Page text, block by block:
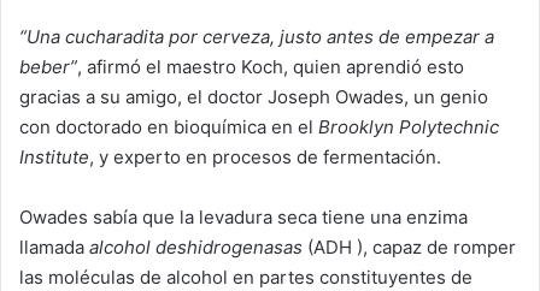
“Una cucharadita por cerveza, justo antes de empezar a
beber”, afirmó el maestro Koch, quien aprendió esto
gracias a su amigo, el doctor Joseph Owades, un genio
con doctorado en bioquímica en el Brooklyn Polytechnic
Institute, y experto en procesos de fermentación.
Owades sabía que la levadura seca tiene una enzima
llamada alcohol deshidrogenasas (ADH ), capaz de romper
las moléculas de alcohol en partes constituyentes de